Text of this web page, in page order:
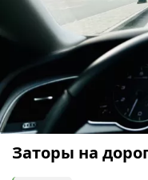
Заторы на